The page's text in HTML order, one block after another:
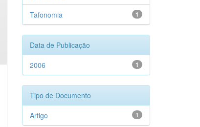
1
Tafonomia
Data de Publicação
1
2006
Tipo de Documento
1
Artigo